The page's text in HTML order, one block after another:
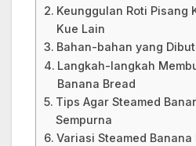
Keunggulan Roti Pisang
Kue Lain
Bahan-bahan yang
Langkah-langkah
Banana Bread
Tips Agar Steamed
Sempurna
Variasi Steamed Banana